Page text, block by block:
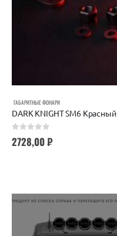
ГАБАРИТНЫЕ ФОНАРИ
DARK KNIGHT SM6 Красный
2728,00₽